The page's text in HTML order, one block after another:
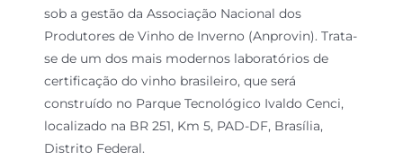
sob a gestão da Associação Nacional dos
Produtores de Vinho de Inverno (Anprovin). Trata-
se de um dos mais modernos laboratórios de
certificação do vinho brasileiro, que será
construído no Parque Tecnológico Ivaldo Cenci,
localizado na BR 251, Km 5, PAD-DF, Brasília,
Distrito Federal.